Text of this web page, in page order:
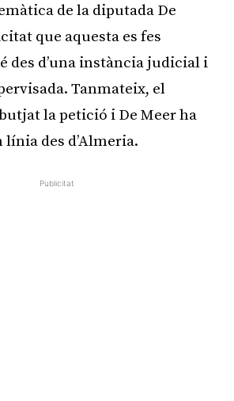
de la diputada De
que aquesta es fes
des d’una instància judicial i
Tanmateix, el
la petició i De Meer ha
des d’Almeria.
Publicitat